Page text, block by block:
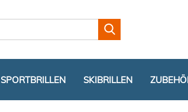
Lieferland
SPORTBRILLEN SKIBRILLEN